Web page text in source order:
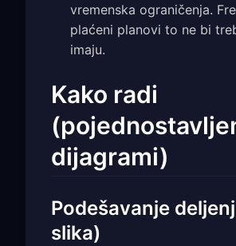
vremenska ograničenja.
plaćeni planovi to ne bi
imaju.
Kako radi
dijagrami)
Podešavanje
slika)